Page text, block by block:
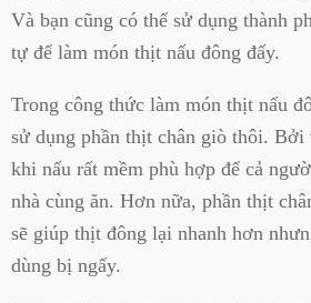
Và bạn cũng có thể sử dụng thành
tự để làm món thịt nấu đông đấy.
Trong công thức làm món thịt nấu
sử dụng phần thịt chân giò thôi. Bởi
khi nấu rất mềm phù hợp để cả
nhà cùng ăn. Hơn nữa, phần thịt
sẽ giúp thịt đông lại nhanh hơn
dùng bị ngấy.